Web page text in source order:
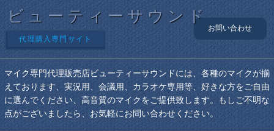
ビューティーサウンド
代理購入専門サイト
お問い合わせ
マイク専門代理販売店ビューティーサウンドには、各種のマイクが揃
えております、実況用、会議用、カラオケ専用等、好きな方をご自由
に選んでください、高音質のマイクをご提供致します。もしご不明な
点がございましたら、お気軽にお問い合わせください。